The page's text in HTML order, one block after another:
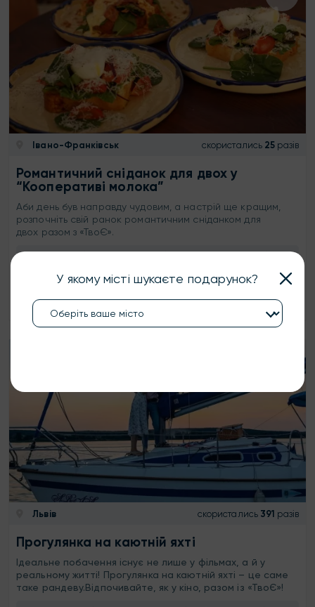
Івано-Франківськ скористались 25 разів
Романтичний сніданок для двох у
“Кооперативі молока”
Аби день був направду чудовим, а настрій ще кращим,
розпочніть свій ранок романтичним сніданком для
двох разом з «ТвоЄ».
Львів скористались 391 разів
Прогулянка на каютній яхті
Ідеальне побачення існує не лише у фільмах, а й у
реальному житті! Прогулянка на каютній яхті – це саме
таке рандеву.Відпочивайте, як у кіно, разом із «ТвоЄ»!
У якому місті шукаєте подарунок?